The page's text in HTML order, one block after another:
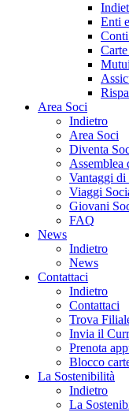
Enti
Area Soci
Indietro
Area Soci
Diventa
Assemblea
Vantaggi di
Viaggi
Giovani
FAQ
News
Indietro
News
Contattaci
Indietro
Contattaci
Trova
Invia il
Prenota
Blocco
La Sostenibilità
Indietro
La